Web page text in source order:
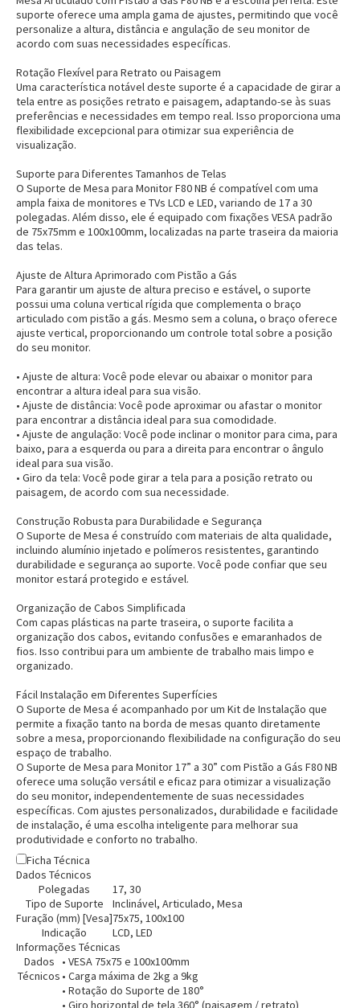
suporte oferece uma ampla gama de ajustes, permitindo que você
personalize a altura, distância e angulação de seu monitor de
acordo com suas necessidades específicas.
Rotação Flexível para Retrato ou Paisagem
Uma característica notável deste suporte é a capacidade de girar a
tela entre as posições retrato e paisagem, adaptando-se às suas
preferências e necessidades em tempo real. Isso proporciona uma
flexibilidade excepcional para otimizar sua experiência de
visualização.
Suporte para Diferentes Tamanhos de Telas
O Suporte de Mesa para Monitor F80 NB é compatível com uma
ampla faixa de monitores e TVs LCD e LED, variando de 17 a 30
polegadas. Além disso, ele é equipado com fixações VESA padrão
de 75x75mm e 100x100mm, localizadas na parte traseira da maioria
das telas.
Ajuste de Altura Aprimorado com Pistão a Gás
Para garantir um ajuste de altura preciso e estável, o suporte
possui uma coluna vertical rígida que complementa o braço
articulado com pistão a gás. Mesmo sem a coluna, o braço oferece
ajuste vertical, proporcionando um controle total sobre a posição
do seu monitor.
• Ajuste de altura: Você pode elevar ou abaixar o monitor para
encontrar a altura ideal para sua visão.
• Ajuste de distância: Você pode aproximar ou afastar o monitor
para encontrar a distância ideal para sua comodidade.
• Ajuste de angulação: Você pode inclinar o monitor para cima, para
baixo, para a esquerda ou para a direita para encontrar o ângulo
ideal para sua visão.
• Giro da tela: Você pode girar a tela para a posição retrato ou
paisagem, de acordo com sua necessidade.
Construção Robusta para Durabilidade e Segurança
O Suporte de Mesa é construído com materiais de alta qualidade,
incluindo alumínio injetado e polímeros resistentes, garantindo
durabilidade e segurança ao suporte. Você pode confiar que seu
monitor estará protegido e estável.
Organização de Cabos Simplificada
Com capas plásticas na parte traseira, o suporte facilita a
organização dos cabos, evitando confusões e emaranhados de
fios. Isso contribui para um ambiente de trabalho mais limpo e
organizado.
Fácil Instalação em Diferentes Superfícies
O Suporte de Mesa é acompanhado por um Kit de Instalação que
permite a fixação tanto na borda de mesas quanto diretamente
sobre a mesa, proporcionando flexibilidade na configuração do seu
espaço de trabalho.
O Suporte de Mesa para Monitor 17” a 30” com Pistão a Gás F80 NB
oferece uma solução versátil e eficaz para otimizar a visualização
do seu monitor, independentemente de suas necessidades
específicas. Com ajustes personalizados, durabilidade e facilidade
de instalação, é uma escolha inteligente para melhorar sua
produtividade e conforto no trabalho.
Ficha Técnica
Dados Técnicos
Polegadas
17, 30
Tipo de Suporte
Inclinável, Articulado, Mesa
Furação (mm) [Vesa]75x75, 100x100
Indicação
LCD, LED
Informações Técnicas
Dados
Técnicos
• VESA 75x75 e 100x100mm
• Carga máxima de 2kg a 9kg
• Rotação do Suporte de 180°
• Giro horizontal de tela 360° (paisagem / retrato)